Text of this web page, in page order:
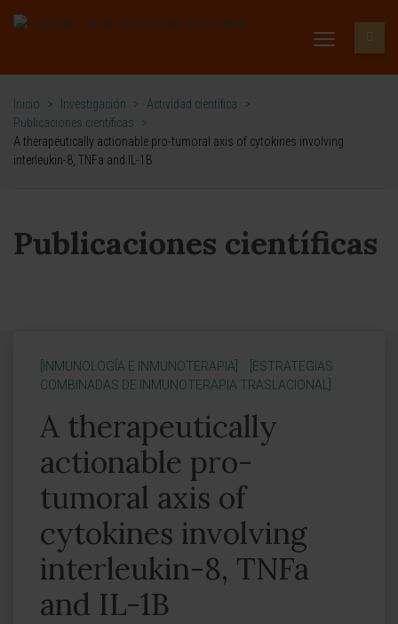
Inicio > Investigación > Actividad científica
>
Publicaciones científicas
>
A therapeutically actionable pro-tumoral axis of cytokines involving
interleukin-8, TNFa and IL-1B
Publicaciones científicas
[INMUNOLOGÍA E INMUNOTERAPIA]
[ESTRATEGIAS
COMBINADAS DE INMUNOTERAPIA TRASLACIONAL]
A therapeutically
actionable pro-
tumoral axis of
cytokines involving
interleukin-8, TNFa
and IL-1B